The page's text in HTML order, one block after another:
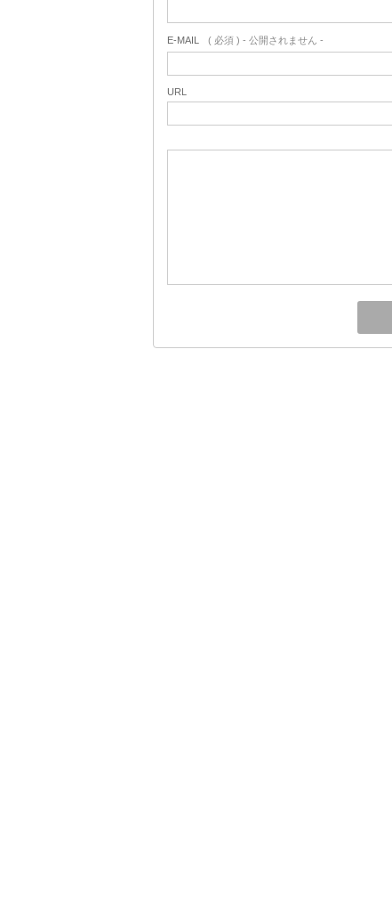
E-MAIL ( 必須 ) - 公開されません -
URL